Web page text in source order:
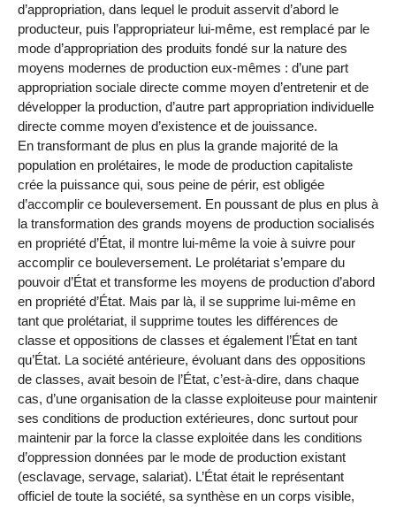
d’appropriation, dans lequel le produit asservit d’abord le
producteur, puis l’appropriateur lui-même, est remplacé par le
mode d’appropriation des produits fondé sur la nature des
moyens modernes de production eux-mêmes : d’une part
appropriation sociale directe comme moyen d’entretenir et de
développer la production, d’autre part appropriation individuelle
directe comme moyen d’existence et de jouissance.
En transformant de plus en plus la grande majorité de la
population en prolétaires, le mode de production capitaliste
crée la puissance qui, sous peine de périr, est obligée
d’accomplir ce bouleversement. En poussant de plus en plus à
la transformation des grands moyens de production socialisés
en propriété d’État, il montre lui-même la voie à suivre pour
accomplir ce bouleversement. Le prolétariat s’empare du
pouvoir d’État et transforme les moyens de production d’abord
en propriété d’État. Mais par là, il se supprime lui-même en
tant que prolétariat, il supprime toutes les différences de
classe et oppositions de classes et également l’État en tant
qu’État. La société antérieure, évoluant dans des oppositions
de classes, avait besoin de l’État, c’est-à-dire, dans chaque
cas, d’une organisation de la classe exploiteuse pour maintenir
ses conditions de production extérieures, donc surtout pour
maintenir par la force la classe exploitée dans les conditions
d’oppression données par le mode de production existant
(esclavage, servage, salariat). L’État était le représentant
officiel de toute la société, sa synthèse en un corps visible,